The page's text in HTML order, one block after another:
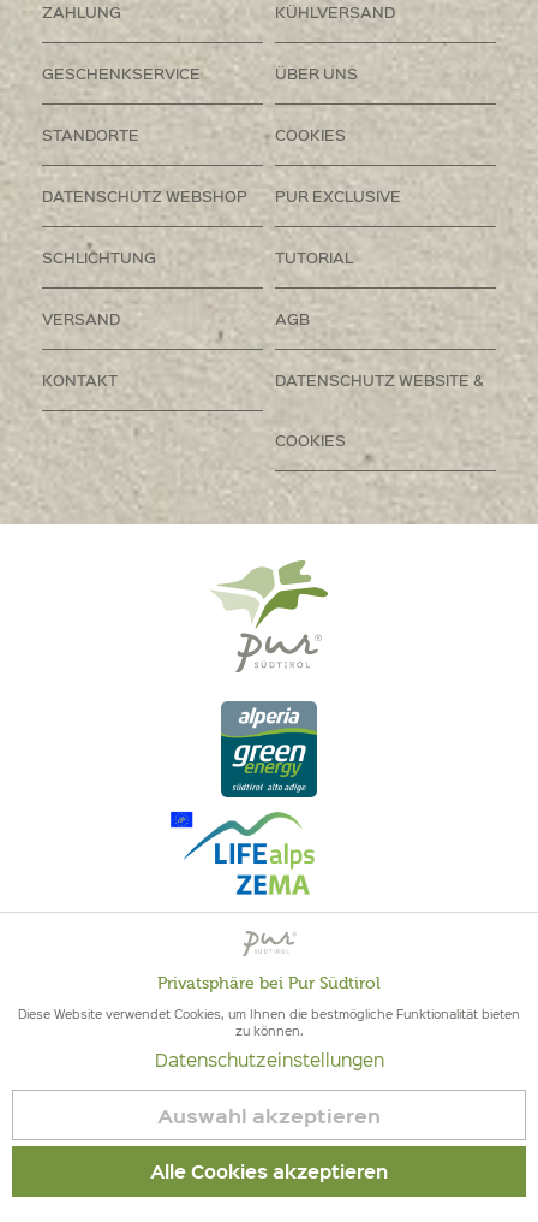
ZAHLUNG KÜHLVERSAND
GESCHENKSERVICE ÜBER UNS
STANDORTE COOKIES
DATENSCHUTZ WEBSHOP PUR EXCLUSIVE
SCHLICHTUNG TUTORIAL
VERSAND AGB
KONTAKT DATENSCHUTZ WEBSITE &
COOKIES
© 2026 Pur Südtirol
Vertrag widerrufen
Aktiv
Inaktiv
Inaktiv
Privatsphäre bei Pur Südtirol
Diese Website verwendet Cookies, um Ihnen die bestmögliche Funktionalität bieten
zu können.
Datenschutzeinstellungen
Auswahl akzeptieren
Alle Cookies akzeptieren